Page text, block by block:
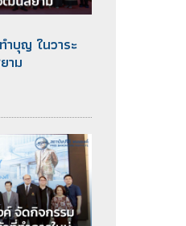
บุญ ในวาระ
าม